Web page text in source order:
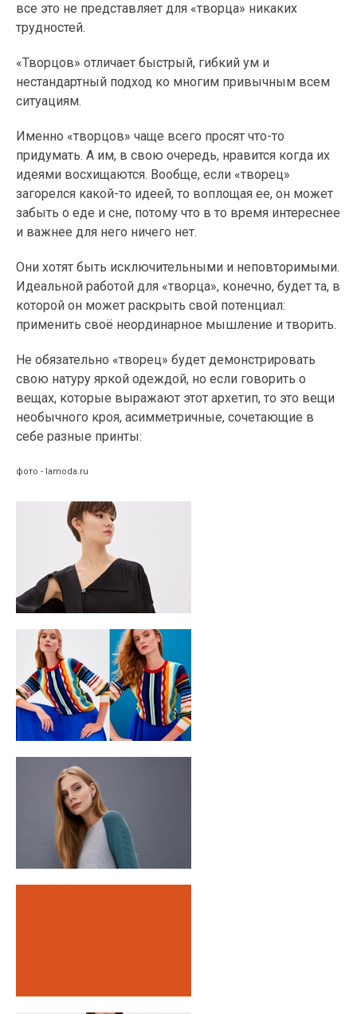
все это не представляет для «творца» никаких
трудностей.
«Творцов» отличает быстрый, гибкий ум и
нестандартный подход ко многим привычным всем
ситуациям.
Именно «творцов» чаще всего просят что-то
придумать. А им, в свою очередь, нравится когда их
идеями восхищаются. Вообще, если «творец»
загорелся какой-то идеей, то воплощая ее, он может
забыть о еде и сне, потому что в то время интереснее
и важнее для него ничего нет.
Они хотят быть исключительными и неповторимыми.
Идеальной работой для «творца», конечно, будет та, в
которой он может раскрыть свой потенциал:
применить своё неординарное мышление и творить.
Не обязательно «творец» будет демонстрировать
свою натуру яркой одеждой, но если говорить о
вещах, которые выражают этот архетип, то это вещи
необычного кроя, асимметричные, сочетающие в
себе разные принты:
фото - lamoda.ru